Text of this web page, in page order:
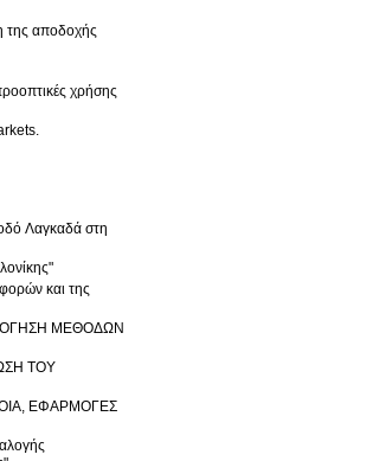
της αποδοχής
χρήσης
Λαγκαδά στη
και της
ΜΕΘΟΔΩΝ
ΤΟΥ
ΕΦΑΡΜΟΓΕΣ